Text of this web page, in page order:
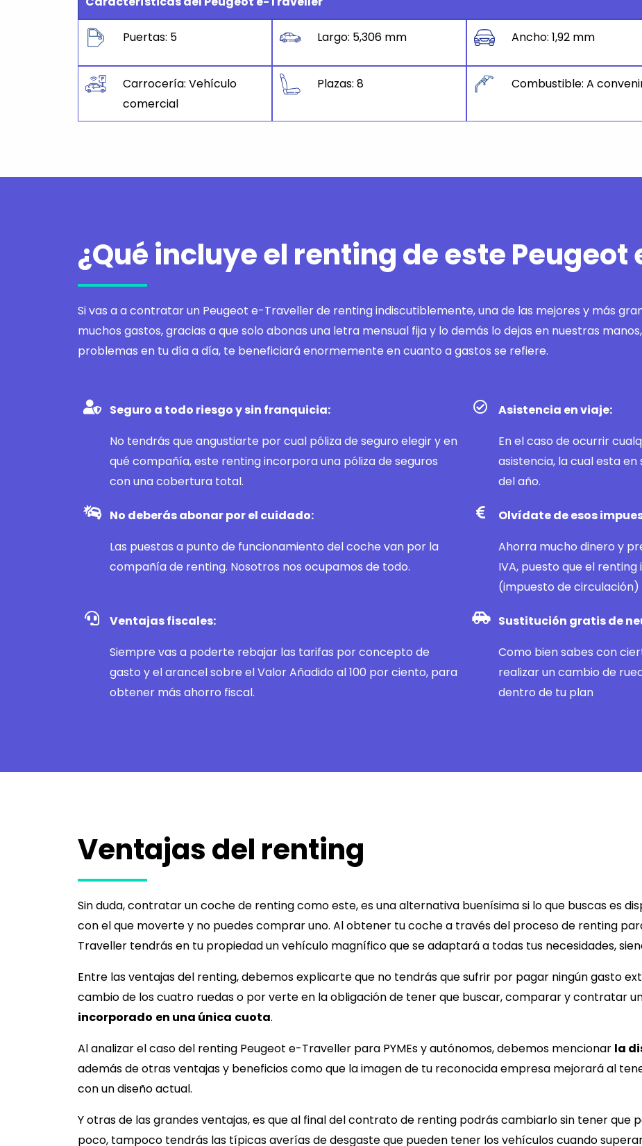
Puertas: 5 Largo: 5,306 mm Ancho: 1,92 mm
Carrocería: Vehículo
comercial
Plazas: 8 Combustible: A
¿Qué incluye el renting de este
Si vas a a contratar un Peugeot e-Traveller de renting indiscutiblemente, una de las mejores y más
muchos gastos, gracias a que solo abonas una letra mensual fija y lo demás lo dejas en nuestras
problemas en tu día a día, te beneficiará enormemente en cuanto a gastos se refiere.
Seguro a todo riesgo y sin franquicia:
No tendrás que angustiarte por cual póliza de seguro elegir y en
qué compañía, este renting incorpora una póliza de seguros
con una cobertura total.
Asistencia en viaje:
En el caso de ocurrir
asistencia, la cual esta
del año.
No deberás abonar por el cuidado:
Las puestas a punto de funcionamiento del coche van por la
compañía de renting. Nosotros nos ocupamos de todo.
Olvídate de esos
Ahorra mucho dinero y
IVA, puesto que el
(impuesto de circulación)
Ventajas fiscales:
Siempre vas a poderte rebajar las tarifas por concepto de
gasto y el arancel sobre el Valor Añadido al 100 por ciento, para
obtener más ahorro fiscal.
Sustitución gratis de
Como bien sabes con
realizar un cambio de
dentro de tu plan
Ventajas del renting
Sin duda, contratar un coche de renting como este, es una alternativa buenísima si lo que buscas es
con el que moverte y no puedes comprar uno. Al obtener tu coche a través del proceso de renting
Traveller tendrás en tu propiedad un vehículo magnífico que se adaptará a todas tus necesidades,
Entre las ventajas del renting, debemos explicarte que no tendrás que sufrir por pagar ningún gasto
cambio de los cuatro ruedas o por verte en la obligación de tener que buscar, comparar y contratar
incorporado en una única cuota.
Al analizar el caso del renting Peugeot e-Traveller para PYMEs y autónomos, debemos mencionar la
además de otras ventajas y beneficios como que la imagen de tu reconocida empresa mejorará al
con un diseño actual.
Y otras de las grandes ventajas, es que al final del contrato de renting podrás cambiarlo sin tener que
poco, tampoco tendrás las típicas averías de desgaste que pueden tener los vehículos cuando